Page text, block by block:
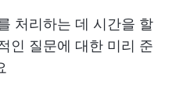
처리하는 데 시간을 할
인 질문에 대한 미리 준